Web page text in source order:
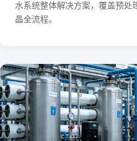
水系统整体解决方案，覆盖预处
晶全流程。